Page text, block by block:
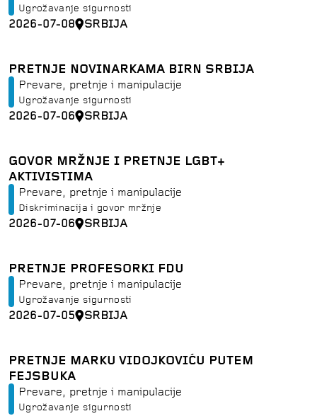
Ugrožavanje sigurnosti
2026-07-08 SRBIJA
PRETNJE NOVINARKAMA BIRN SRBIJA
Prevare, pretnje i manipulacije
Ugrožavanje sigurnosti
2026-07-06 SRBIJA
GOVOR MRŽNJE I PRETNJE LGBT+
AKTIVISTIMA
Prevare, pretnje i manipulacije
Diskriminacija i govor mržnje
2026-07-06 SRBIJA
PRETNJE PROFESORKI FDU
Prevare, pretnje i manipulacije
Ugrožavanje sigurnosti
2026-07-05 SRBIJA
PRETNJE MARKU VIDOJKOVIĆU PUTEM
FEJSBUKA
Prevare, pretnje i manipulacije
Ugrožavanje sigurnosti